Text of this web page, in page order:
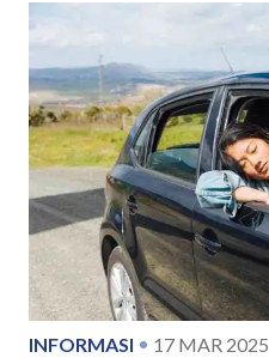
INFORMASI 17 MAR 2025